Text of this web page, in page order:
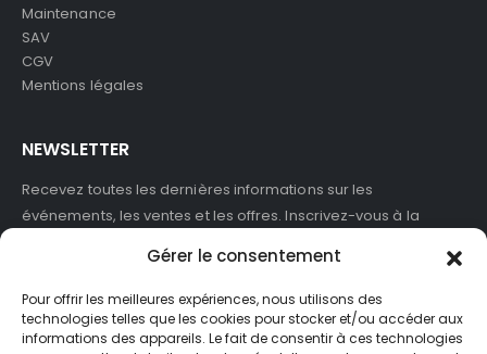
Gérer le consentement
Pour offrir les meilleures expériences, nous utilisons des
technologies telles que les cookies pour stocker et/ou accéder aux
informations des appareils. Le fait de consentir à ces technologies
Maintenance
SAV
CGV
Mentions légales
NEWSLETTER
Recevez toutes les dernières informations sur les
événements, les ventes et les offres. Inscrivez-vous à la
J'accepte de recevoir des newsletters et des informations